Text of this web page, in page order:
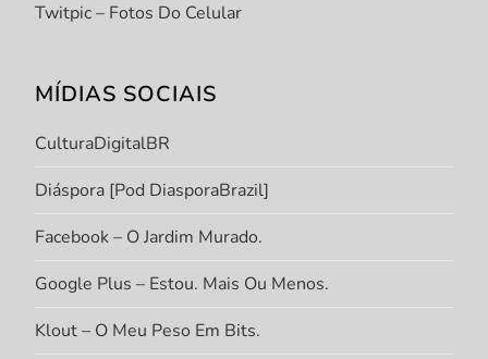
Twitpic – Fotos Do Celular
MÍDIAS SOCIAIS
CulturaDigitalBR
Diáspora [Pod DiasporaBrazil]
Facebook – O Jardim Murado.
Google Plus – Estou. Mais Ou Menos.
Klout – O Meu Peso Em Bits.